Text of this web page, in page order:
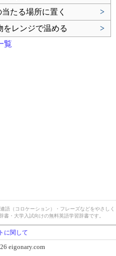
たる場所に置く
>
をレンジで温める
>
覧
語（コロケーション）・フレーズなどをやさしく
書・大学入試向けの無料英語学習辞書です。
に関して
eigonary.com